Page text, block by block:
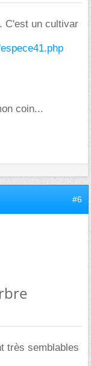
C'est un cultivar
coin...
#6
très semblables